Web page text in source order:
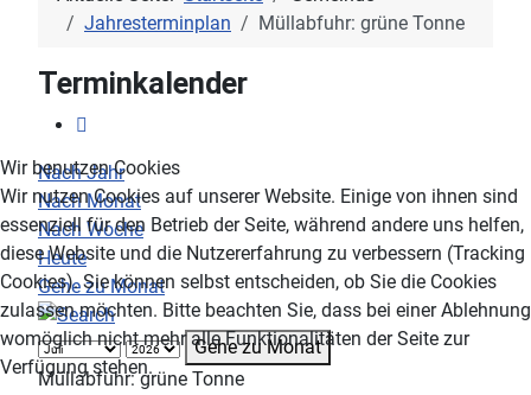
Jahresterminplan
Müllabfuhr: grüne Tonne
Terminkalender
Nach Jahr
Nach Monat
Nach Woche
Heute
Gehe zu Monat
Gehe zu Monat
Müllabfuhr: grüne Tonne
Wir benutzen Cookies
Wir nutzen Cookies auf unserer Website. Einige von ihnen sind
essenziell für den Betrieb der Seite, während andere uns helfen,
diese Website und die Nutzererfahrung zu verbessern (Tracking
Cookies). Sie können selbst entscheiden, ob Sie die Cookies
zulassen möchten. Bitte beachten Sie, dass bei einer Ablehnung
womöglich nicht mehr alle Funktionalitäten der Seite zur
Verfügung stehen.